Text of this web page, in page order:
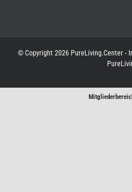
© Copyright 2026 PureLiving.Center -